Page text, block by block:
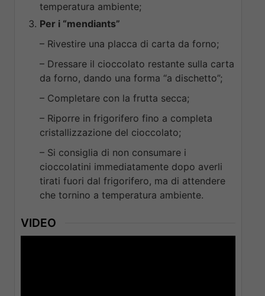
temperatura ambiente;
Per i “mendiants”
– Rivestire una placca di carta da forno;
– Dressare il cioccolato restante sulla carta
da forno, dando una forma “a dischetto”;
– Completare con la frutta secca;
– Riporre in frigorifero fino a completa
cristallizzazione del cioccolato;
– Si consiglia di non consumare i
cioccolatini immediatamente dopo averli
tirati fuori dal frigorifero, ma di attendere
che tornino a temperatura ambiente.
VIDEO